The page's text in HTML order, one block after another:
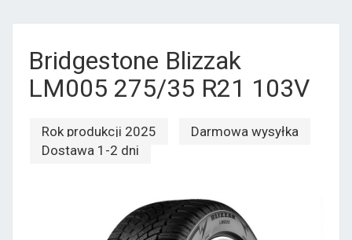
Bridgestone Blizzak
LM005 275/35 R21 103V
Rok produkcji 2025
Darmowa wysyłka
Dostawa 1-2 dni